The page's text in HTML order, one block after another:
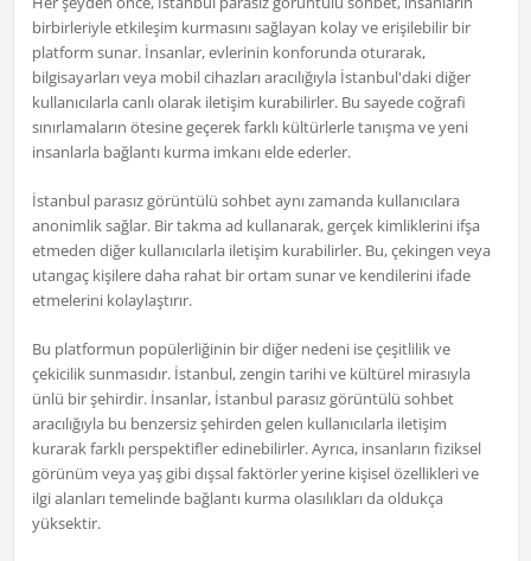
birbirleriyle etkileşim kurmasını sağlayan kolay ve erişilebilir bir
platform sunar. İnsanlar, evlerinin konforunda oturarak,
bilgisayarları veya mobil cihazları aracılığıyla İstanbul'daki diğer
kullanıcılarla canlı olarak iletişim kurabilirler. Bu sayede coğrafi
sınırlamaların ötesine geçerek farklı kültürlerle tanışma ve yeni
insanlarla bağlantı kurma imkanı elde ederler.
İstanbul parasız görüntülü sohbet aynı zamanda kullanıcılara
anonimlik sağlar. Bir takma ad kullanarak, gerçek kimliklerini ifşa
etmeden diğer kullanıcılarla iletişim kurabilirler. Bu, çekingen veya
utangaç kişilere daha rahat bir ortam sunar ve kendilerini ifade
etmelerini kolaylaştırır.
Bu platformun popülerliğinin bir diğer nedeni ise çeşitlilik ve
çekicilik sunmasıdır. İstanbul, zengin tarihi ve kültürel mirasıyla
ünlü bir şehirdir. İnsanlar, İstanbul parasız görüntülü sohbet
aracılığıyla bu benzersiz şehirden gelen kullanıcılarla iletişim
kurarak farklı perspektifler edinebilirler. Ayrıca, insanların fiziksel
görünüm veya yaş gibi dışsal faktörler yerine kişisel özellikleri ve
ilgi alanları temelinde bağlantı kurma olasılıkları da oldukça
yüksektir.